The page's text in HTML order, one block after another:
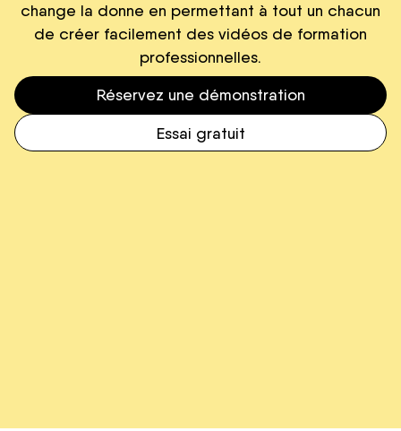
change la donne en permettant à tout un chacun
de créer facilement des vidéos de formation
professionnelles.
Réservez une démonstration
Essai gratuit